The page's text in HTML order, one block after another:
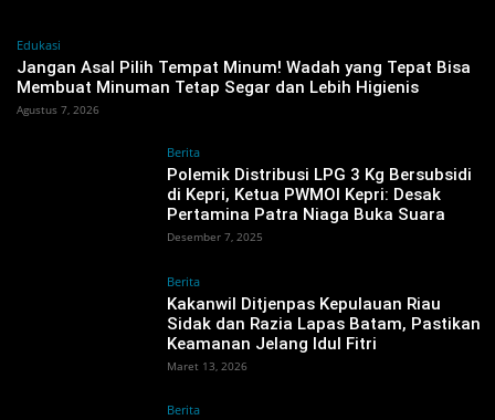
Edukasi
Jangan Asal Pilih Tempat Minum! Wadah yang Tepat Bisa
Membuat Minuman Tetap Segar dan Lebih Higienis
Agustus 7, 2026
Berita
Polemik Distribusi LPG 3 Kg Bersubsidi
di Kepri, Ketua PWMOI Kepri: Desak
Pertamina Patra Niaga Buka Suara ‎
Desember 7, 2025
Berita
Kakanwil Ditjenpas Kepulauan Riau
Sidak dan Razia Lapas Batam, Pastikan
Keamanan Jelang Idul Fitri ‎
Maret 13, 2026
Berita